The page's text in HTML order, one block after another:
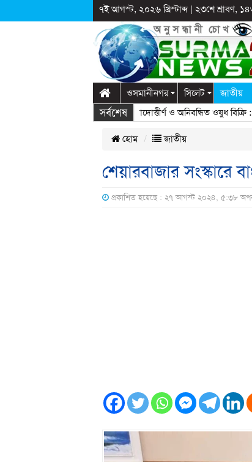
৭ই আগস্ট, ২০২৬ খ্রিস্টাব্দ| ২৩শে শ্রাবণ,
ওসমানীনগর সিলেট জাতীয়
সর্বশেষ
ওসমানীনগরে মেয়াদোত্তীর্ণ ও অনিবন্ধিত ওষুধ বিক্রি : ৫
হোম জাতীয়
শেয়ারবাজার সংস্কারে
প্রকাশিত হয়েছে : ২৭ আগস্ট ২০২৪, ৫:৩৮